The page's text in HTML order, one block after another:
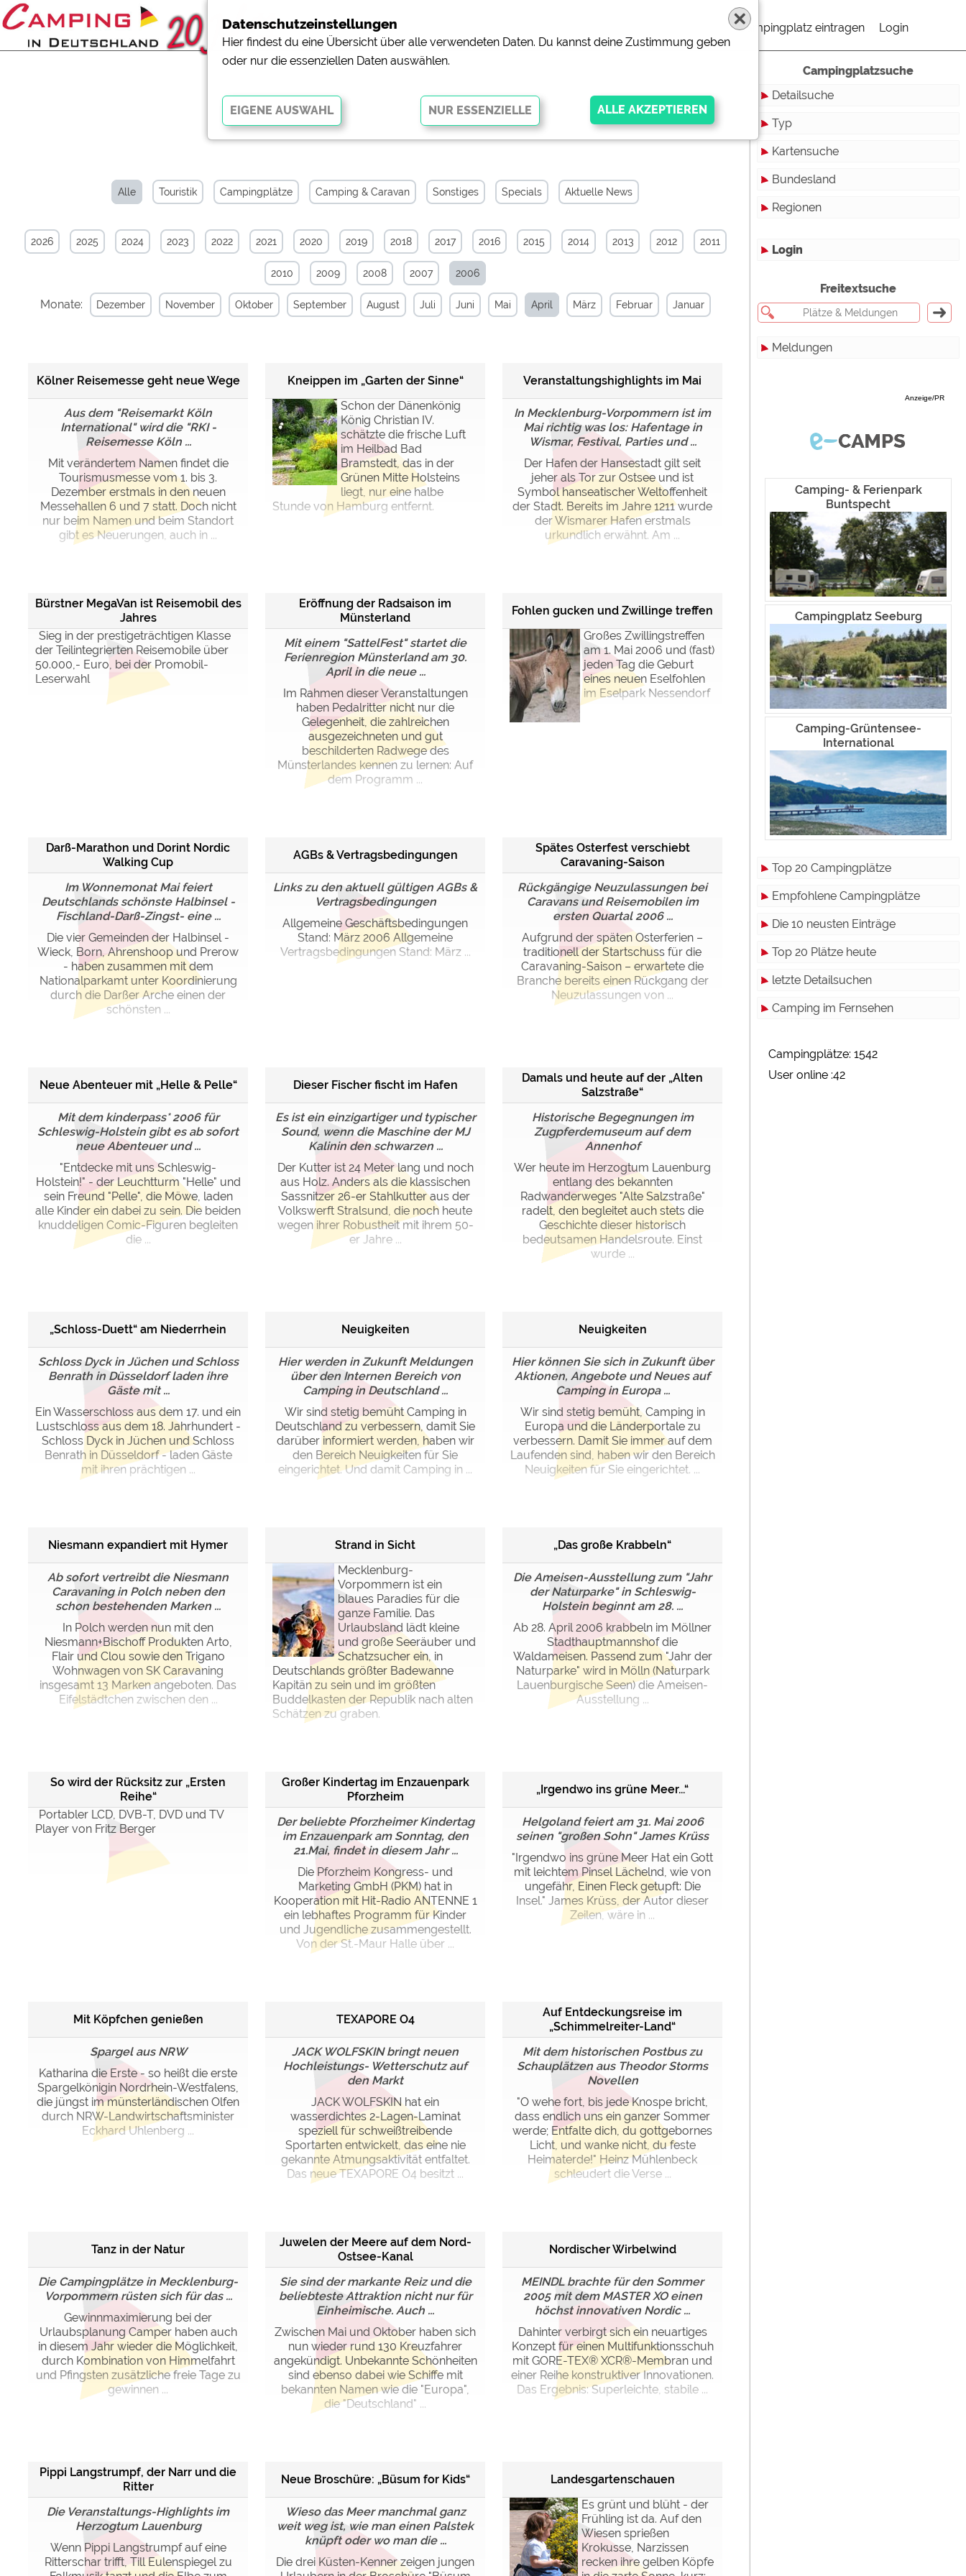
Campingplatz eintragen Login
News-Archiv von April 2006
Alle Touristik Campingplätze Camping & Caravan Sonstiges Specials Aktuelle News
2026 2025 2024 2023 2022 2021 2020 2019 2018 2017 2016 2015 2014 2013 2012 2011
2010 2009 2008 2007 2006
Monate: Dezember November Oktober September August Juli Juni Mai April März Februar Januar
Kölner Reisemesse geht neue Wege
Aus dem "Reisemarkt Köln
International" wird die "RKI -
Reisemesse Köln ...
Mit verändertem Namen findet die
Tourismusmesse vom 1. bis 3.
Dezember erstmals in den neuen
Messehallen 6 und 7 statt. Doch nicht
nur beim Namen und beim Standort
gibt es Neuerungen, auch in ...
Kneippen im „Garten der Sinne“
Schon der Dänenkönig
König Christian IV.
schätzte die frische Luft
im Heilbad Bad
Bramstedt, das in der
Grünen Mitte Holsteins
liegt, nur eine halbe
Stunde von Hamburg entfernt.
Veranstaltungshighlights im Mai
In Mecklenburg-Vorpommern ist im
Mai richtig was los: Hafentage in
Wismar, Festival, Parties und ...
Der Hafen der Hansestadt gilt seit
jeher als Tor zur Ostsee und ist
Symbol hanseatischer Weltoffenheit
der Stadt. Bereits im Jahre 1211 wurde
der Wismarer Hafen erstmals
urkundlich erwähnt. Am ...
Bürstner MegaVan ist Reisemobil des
Jahres
Sieg in der prestigeträchtigen Klasse
der Teilintegrierten Reisemobile über
50.000,- Euro, bei der Promobil-
Leserwahl
Eröffnung der Radsaison im
Münsterland
Mit einem "SattelFest" startet die
Ferienregion Münsterland am 30.
April in die neue ...
Im Rahmen dieser Veranstaltungen
haben Pedalritter nicht nur die
Gelegenheit, die zahlreichen
ausgezeichneten und gut
beschilderten Radwege des
Münsterlandes kennen zu lernen: Auf
dem Programm ...
Fohlen gucken und Zwillinge treffen
Großes Zwillingstreffen
am 1. Mai 2006 und (fast)
jeden Tag die Geburt
eines neuen Eselfohlen
im Eselpark Nessendorf
Darß-Marathon und Dorint Nordic
Walking Cup
Im Wonnemonat Mai feiert
Deutschlands schönste Halbinsel -
Fischland-Darß-Zingst- eine ...
Die vier Gemeinden der Halbinsel -
Wieck, Born, Ahrenshoop und Prerow
- haben zusammen mit dem
Nationalparkamt unter Koordinierung
durch die Darßer Arche einen der
schönsten ...
AGBs & Vertragsbedingungen
Links zu den aktuell gültigen AGBs &
Vertragsbedingungen
Allgemeine Geschäftsbedingungen
Stand: März 2006 Allgemeine
Vertragsbedingungen Stand: März ...
Spätes Osterfest verschiebt
Caravaning-Saison
Rückgängige Neuzulassungen bei
Caravans und Reisemobilen im
ersten Quartal 2006 ...
Aufgrund der späten Osterferien –
traditionell der Startschuss für die
Caravaning-Saison – erwartete die
Branche bereits einen Rückgang der
Neuzulassungen von ...
Neue Abenteuer mit „Helle & Pelle“
Mit dem kinderpass* 2006 für
Schleswig-Holstein gibt es ab sofort
neue Abenteuer und ...
"Entdecke mit uns Schleswig-
Holstein!" - der Leuchtturm "Helle" und
sein Freund "Pelle", die Möwe, laden
alle Kinder ein dabei zu sein. Die beiden
knuddeligen Comic-Figuren begleiten
die ...
Dieser Fischer fischt im Hafen
Es ist ein einzigartiger und typischer
Sound, wenn die Maschine der MJ
Kalinin den schwarzen ...
Der Kutter ist 24 Meter lang und noch
aus Holz. Anders als die klassischen
Sassnitzer 26-er Stahlkutter aus der
Volkswerft Stralsund, die noch heute
wegen ihrer Robustheit mit ihrem 50-
er Jahre ...
Damals und heute auf der „Alten
Salzstraße“
Historische Begegnungen im
Zugpferdemuseum auf dem
Annenhof
Wer heute im Herzogtum Lauenburg
entlang des bekannten
Radwanderweges "Alte Salzstraße"
radelt, den begleitet auch stets die
Geschichte dieser historisch
bedeutsamen Handelsroute. Einst
wurde ...
„Schloss-Duett“ am Niederrhein
Schloss Dyck in Jüchen und Schloss
Benrath in Düsseldorf laden ihre
Gäste mit ...
Ein Wasserschloss aus dem 17. und ein
Lustschloss aus dem 18. Jahrhundert -
Schloss Dyck in Jüchen und Schloss
Benrath in Düsseldorf - laden Gäste
mit ihren prächtigen ...
Neuigkeiten
Hier werden in Zukunft Meldungen
über den Internen Bereich von
Camping in Deutschland ...
Wir sind stetig bemüht Camping in
Deutschland zu verbessern, damit Sie
darüber informiert werden, haben wir
den Bereich Neuigkeiten für Sie
eingerichtet. Und damit Camping in ...
Neuigkeiten
Hier können Sie sich in Zukunft über
Aktionen, Angebote und Neues auf
Camping in Europa ...
Wir sind stetig bemüht, Camping in
Europa und die Länderportale zu
verbessern. Damit Sie immer auf dem
Laufenden sind, haben wir den Bereich
Neuigkeiten für Sie eingerichtet. ...
Niesmann expandiert mit Hymer
Ab sofort vertreibt die Niesmann
Caravaning in Polch neben den
schon bestehenden Marken ...
In Polch werden nun mit den
Niesmann+Bischoff Produkten Arto,
Flair und Clou sowie den Trigano
Wohnwagen von SK Caravaning
insgesamt 13 Marken angeboten. Das
Eifelstädtchen zwischen den ...
Strand in Sicht
Mecklenburg-
Vorpommern ist ein
blaues Paradies für die
ganze Familie. Das
Urlaubsland lädt kleine
und große Seeräuber und
Schatzsucher ein, in
Deutschlands größter Badewanne
Kapitän zu sein und im größten
Buddelkasten der Republik nach alten
Schätzen zu graben.
„Das große Krabbeln“
Die Ameisen-Ausstellung zum "Jahr
der Naturparke" in Schleswig-
Holstein beginnt am 28. ...
Ab 28. April 2006 krabbeln im Möllner
Stadthauptmannshof die
Waldameisen. Passend zum "Jahr der
Naturparke" wird in Mölln (Naturpark
Lauenburgische Seen) die Ameisen-
Ausstellung ...
So wird der Rücksitz zur „Ersten
Reihe“
Portabler LCD, DVB-T, DVD und TV
Player von Fritz Berger
Großer Kindertag im Enzauenpark
Pforzheim
Der beliebte Pforzheimer Kindertag
im Enzauenpark am Sonntag, den
21.Mai, findet in diesem Jahr ...
Die Pforzheim Kongress- und
Marketing GmbH (PKM) hat in
Kooperation mit Hit-Radio ANTENNE 1
ein lebhaftes Programm für Kinder
und Jugendliche zusammengestellt.
Von der St.-Maur Halle über ...
„Irgendwo ins grüne Meer...“
Helgoland feiert am 31. Mai 2006
seinen "großen Sohn" James Krüss
"Irgendwo ins grüne Meer Hat ein Gott
mit leichtem Pinsel Lächelnd, wie von
ungefähr, Einen Fleck getupft: Die
Insel." James Krüss, der Autor dieser
Zeilen, wäre in ...
Mit Köpfchen genießen
Spargel aus NRW
Katharina die Erste - so heißt die erste
Spargelkönigin Nordrhein-Westfalens,
die jüngst im münsterländischen Olfen
durch NRW-Landwirtschaftsminister
Eckhard Uhlenberg ...
TEXAPORE O4
JACK WOLFSKIN bringt neuen
Hochleistungs- Wetterschutz auf
den Markt
JACK WOLFSKIN hat ein
wasserdichtes 2-Lagen-Laminat
speziell für schweißtreibende
Sportarten entwickelt, das eine nie
gekannte Atmungsaktivität entfaltet.
Das neue TEXAPORE O4 besitzt ...
Auf Entdeckungsreise im
„Schimmelreiter-Land“
Mit dem historischen Postbus zu
Schauplätzen aus Theodor Storms
Novellen
"O wehe fort, bis jede Knospe bricht,
dass endlich uns ein ganzer Sommer
werde; Entfalte dich, du gottgebornes
Licht, und wanke nicht, du feste
Heimaterde!" Heinz Mühlenbeck
schleudert die Verse ...
Tanz in der Natur
Die Campingplätze in Mecklenburg-
Vorpommern rüsten sich für das ...
Gewinnmaximierung bei der
Urlaubsplanung Camper haben auch
in diesem Jahr wieder die Möglichkeit,
durch Kombination von Himmelfahrt
und Pfingsten zusätzliche freie Tage zu
gewinnen ...
Juwelen der Meere auf dem Nord-
Ostsee-Kanal
Sie sind der markante Reiz und die
beliebteste Attraktion nicht nur für
Einheimische. Auch ...
Zwischen Mai und Oktober haben sich
nun wieder rund 130 Kreuzfahrer
angekündigt. Unbekannte Schönheiten
sind ebenso dabei wie Schiffe mit
bekannten Namen wie die "Europa",
die "Deutschland" ...
Nordischer Wirbelwind
MEINDL brachte für den Sommer
2005 mit dem MASTER XO einen
höchst innovativen Nordic ...
Dahinter verbirgt sich ein neuartiges
Konzept für einen Multifunktionsschuh
mit GORE-TEX® XCR®-Membran und
einer Reihe konstruktiver Innovationen.
Das Ergebnis: Superleichte, stabile ...
Pippi Langstrumpf, der Narr und die
Ritter
Die Veranstaltungs-Highlights im
Herzogtum Lauenburg
Wenn Pippi Langstrumpf auf eine
Ritterschar trifft, Till Eulenspiegel zu
Neue Broschüre: „Büsum for Kids“
Wieso das Meer manchmal ganz
weit weg ist, wie man einen Palstek
knüpft oder wo man die ...
Die drei Küsten-Kenner zeigen jungen
Landesgartenschauen
Es grünt und blüht - der
Frühling ist da. Auf den
Wiesen sprießen
Krokusse, Narzissen
recken ihre gelben Köpfe
Campingplatzsuche
Detailsuche
Typ
Touristikstellplätze
Dauerstellplätze
Reisemobilstellplätze
Bungalows
Ferienwohnungen
Zimmer
Miet-Wohnwagen
Kartensuche
Bundesland
Baden-Württemberg
Brandenburg
Bremen
Hamburg
Mecklenburg-Vorpommern
Niedersachsen
Rheinland-Pfalz
Saarland
Sachsen
Sachsen-Anhalt
Schleswig-Holstein
Thüringen
Regionen
Login
Freitextsuche
Meldungen
Campingplätze
Sonstiges
Specials
Archiv
Anzeige/PR
Camping- & Ferienpark
Buntspecht
Campingplatz Seeburg
Camping-Grüntensee-
International
Top 20 Campingplätze
Empfohlene Campingplätze
Die 10 neusten Einträge
Top 20 Plätze heute
letzte Detailsuchen
Camping im Fernsehen
Campingplätze: 1542
User online :42
Datenschutzeinstellungen
Hier findest du eine Übersicht über alle verwendeten Daten. Du kannst deine Zustimmung geben
oder nur die essenziellen Daten auswählen.
der Website dringend erforderlich. Ohne diese Cookies werden Teile der Website
funktionieren
Externe Medien
YouTube (Videos von Campingplätzen)
https://policies.google.com/privacy
Campingplatzvorschau (Vorschau der Internetseiten von
Campingplätzen)
siehe Datenschutzerklärung des jeweiligen Anbieters
Google Maps (Kartensuche, Anfahrt usw.)
https://policies.google.com/privacy
Statistiken
Google Analytics https://policies.google.com/privacy
Marketing
Google Ads
https://policies.google.com/privacy
Google AdSense
https://policies.google.com/privacy
Google Remarketing
https://policies.google.com/privacy
Die Cookieeinstellungen können jeder Zeit im Footer über "COOKIES" geändert werden!